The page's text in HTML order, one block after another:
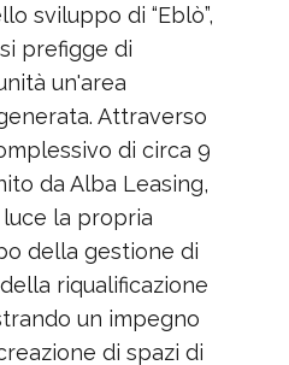
sviluppo di “Eblò”,
prefigge di
un'area
Attraverso
di circa 9
da Alba Leasing,
luce la propria
della gestione di
riqualificazione
un impegno
di spazi di